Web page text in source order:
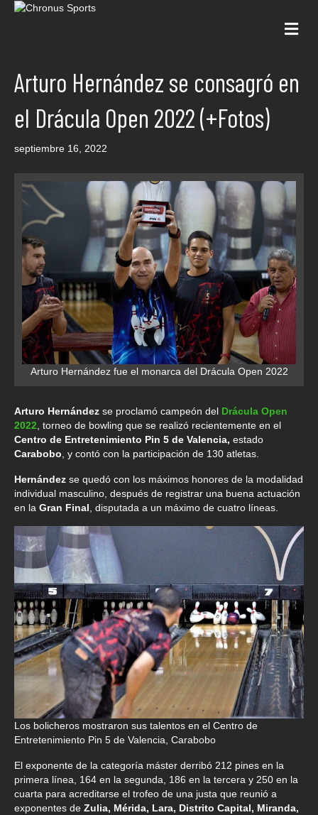
Arturo Hernández se consagró en
el Drácula Open 2022 (+Fotos)
septiembre 16, 2022
Arturo Hernández fue el monarca del Drácula Open 2022
Arturo Hernández se proclamó campeón del Drácula Open
2022 , torneo de bowling que se realizó recientemente en el
Centro de Entretenimiento Pin 5 de Valencia, estado
Carabobo , y contó con la participación de 130 atletas.
Hernández se quedó con los máximos honores de la modalidad
individual masculino, después de registrar una buena actuación
en la Gran Final , disputada a un máximo de cuatro líneas.
Los bolicheros mostraron sus talentos en el Centro de
Entretenimiento Pin 5 de Valencia, Carabobo
El exponente de la categoría máster derribó 212 pines en la
primera línea, 164 en la segunda, 186 en la tercera y 250 en la
cuarta para acreditarse el trofeo de una justa que reunió a
exponentes de Zulia, Mérida, Lara, Distrito Capital, Miranda,